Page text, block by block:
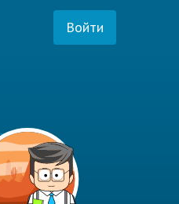
Войти